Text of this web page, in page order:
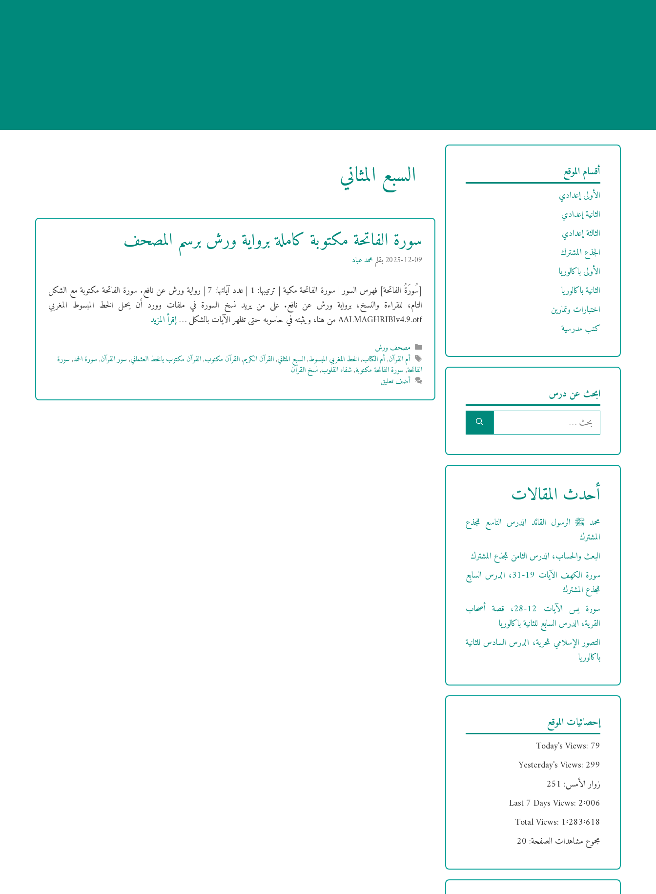
السبع المثاني
سورة الفاتحة مكتوبة كاملة برواية ورش برسم المصحف
2025-12-09 بقلممحمد عباد
[سُورَةُ الفاتحة] فهرس السور | سورة الفاتحة مكية | ترتيبها: 1 | عدد آياتها: 7 | رواية ورش عن نافع. سورة الفاتحة مكتوبة مع الشكل
التام، للقراءة والنسخ، برواية ورش عن نافع. على من يريد نسخ السورة في ملفات وورد أن يحمل الخط المبسوط المغربي
AALMAGHRIBIv4.9.otf من هنا، ويثبته في حاسوبه حتى تظهر الآيات بالشكل …
إقرأ المزيد
التصنيفات
مصحف ورش
الوسوم
أم القرآن,أم الكتاب,الخط المغربي المبسوط,السبع المثاني,القرآن الكريم,القرآن مكتوب,القرآن مكتوب بالخط العثماني,سور القرآن,سورة الحمد,سورة
الفاتحة,سورة الفاتحة مكتوبة,شفاء القلوب,نسخ القرآن
أضف تعليق
أقسام الموقع
الأولى إعدادي
الثانية إعدادي
الثالثة إعدادي
الجذع المشترك
الأولى باكالوريا
الثانية باكالوريا
اختبارات وتمارين
كتب مدرسية
ابحث عن درس
البحث
عن:
أحدث المقالات
محمد ﷺ الرسول القائد الدرس التاسع للجذع
المشترك
البعث والحساب، الدرس الثامن للجذع المشترك
سورة الكهف الآيات 19-31، الدرس السابع
للجذع المشترك
سورة يس الآيات 12-28، قصة أصحاب
القرية، الدرس السابع للثانية باكالوريا
التصور الإسلامي للحرية، الدرس السادس للثانية
باكالوريا
إحصائيات الموقع
Today's Views: 79
Yesterday's Views: 299
زوار الأمس: 251
Last 7 Days Views: 2٬006
Total Views: 1٬283٬618
مجموع مشاهدات الصفحة: 20